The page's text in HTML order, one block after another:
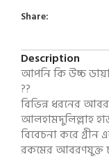
Share:
Description
আপনি কি উচ্চ
??
বিভিন্ন ধরনের
আলহামদুলিল্লাহ
বিবেচনা করে
রকমের আবরণযুক্ত